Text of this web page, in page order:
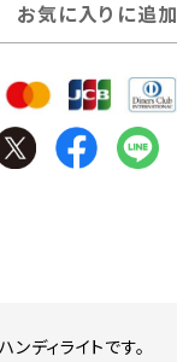
お気に入りに追加
ディライトです。